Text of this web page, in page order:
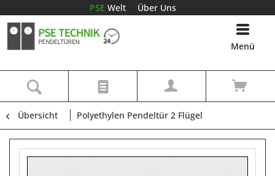
PSE Welt Über Uns
Menü
Übersicht Polyethylen Pendeltür 2 Flügel